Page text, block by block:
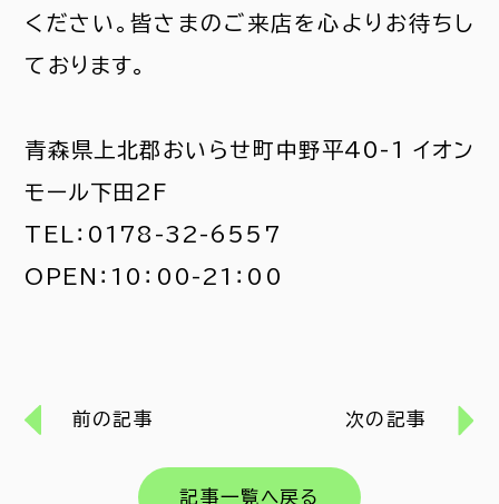
ください。皆さまのご来店を心よりお待ちし
ております。
青森県上北郡おいらせ町中野平40-1 イオン
モール下田2F
TEL：0178-32-6557
OPEN：10：00-21：00
前の記事 次の記事
記事一覧へ戻る